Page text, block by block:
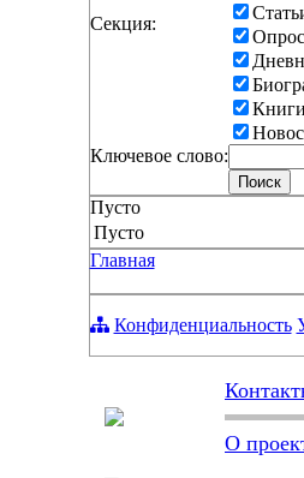
Секция:
Книги
Ключевое слово:
Пусто
Пусто
Главная
Конфиденциальность
О